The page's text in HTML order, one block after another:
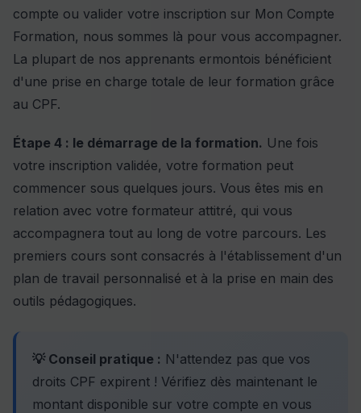
compte ou valider votre inscription sur Mon Compte
Formation, nous sommes là pour vous accompagner.
La plupart de nos apprenants ermontois bénéficient
d'une prise en charge totale de leur formation grâce
au CPF.
Étape 4 : le démarrage de la formation. Une fois
votre inscription validée, votre formation peut
commencer sous quelques jours. Vous êtes mis en
relation avec votre formateur attitré, qui vous
accompagnera tout au long de votre parcours. Les
premiers cours sont consacrés à l'établissement d'un
plan de travail personnalisé et à la prise en main des
outils pédagogiques.
💡 Conseil pratique : N'attendez pas que vos
droits CPF expirent ! Vérifiez dès maintenant le
montant disponible sur votre compte en vous